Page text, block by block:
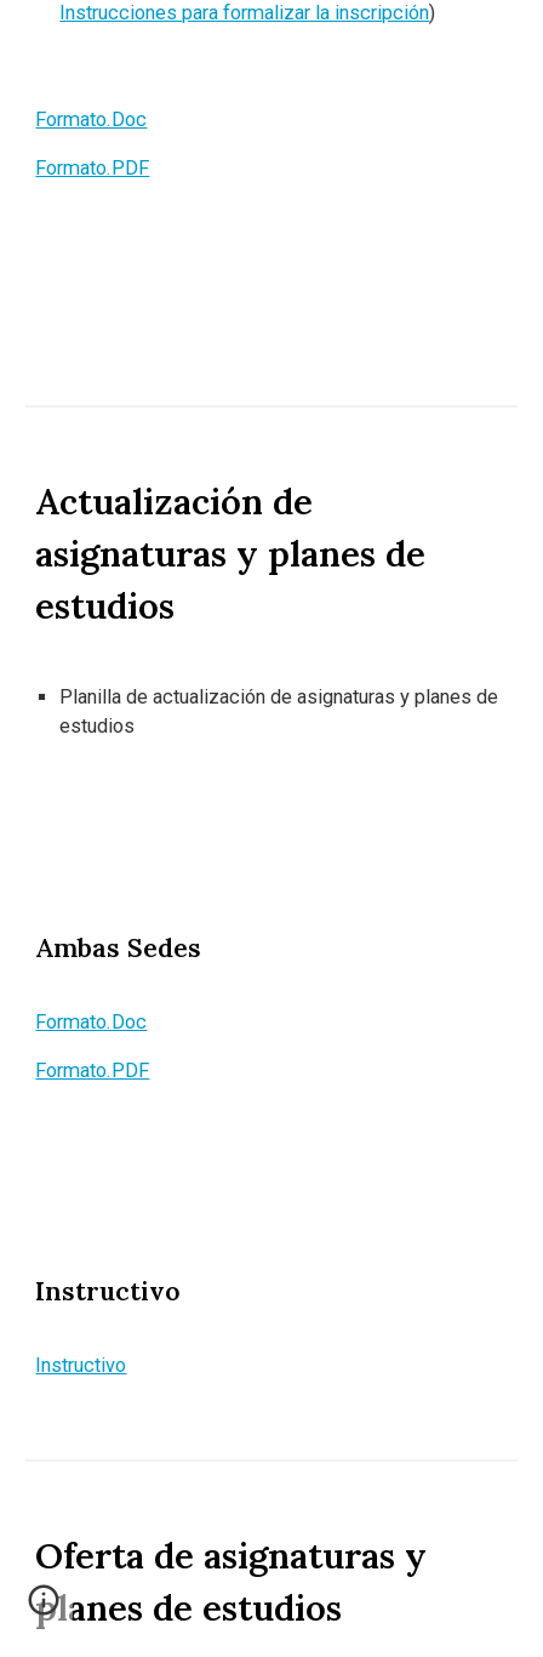
Instrucciones para formalizar la inscripción)
Formato.Doc
Formato.PDF
Actualización de
asignaturas y planes de
estudios
Planilla de actualización de asignaturas y planes de
estudios
Ambas Sedes
Formato.Doc
Formato.PDF
Instructivo
Instructivo
Oferta de asignaturas y
planes de estudios